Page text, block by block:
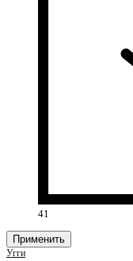
41
Применить
Угги